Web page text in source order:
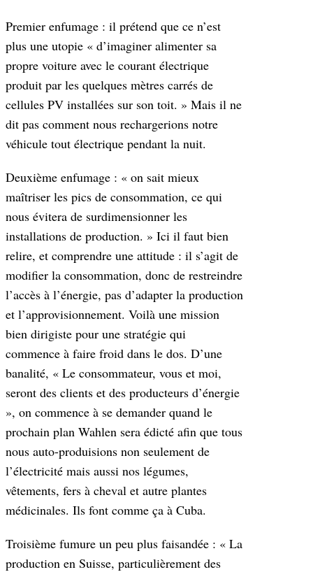
Premier enfumage : il prétend que ce n’est
plus une utopie « d’imaginer alimenter sa
propre voiture avec le courant électrique
produit par les quelques mètres carrés de
cellules PV installées sur son toit. » Mais il ne
dit pas comment nous rechargerions notre
véhicule tout électrique pendant la nuit.
Deuxième enfumage : « on sait mieux
maîtriser les pics de consommation, ce qui
nous évitera de surdimensionner les
installations de production. » Ici il faut bien
relire, et comprendre une attitude : il s’agit de
modifier la consommation, donc de restreindre
l’accès à l’énergie, pas d’adapter la production
et l’approvisionnement. Voilà une mission
bien dirigiste pour une stratégie qui
commence à faire froid dans le dos. D’une
banalité, « Le consommateur, vous et moi,
seront des clients et des producteurs d’énergie
», on commence à se demander quand le
prochain plan Wahlen sera édicté afin que tous
nous auto-produisions non seulement de
l’électricité mais aussi nos légumes,
vêtements, fers à cheval et autre plantes
médicinales. Ils font comme ça à Cuba.
Troisième fumure un peu plus faisandée : « La
production en Suisse, particulièrement des